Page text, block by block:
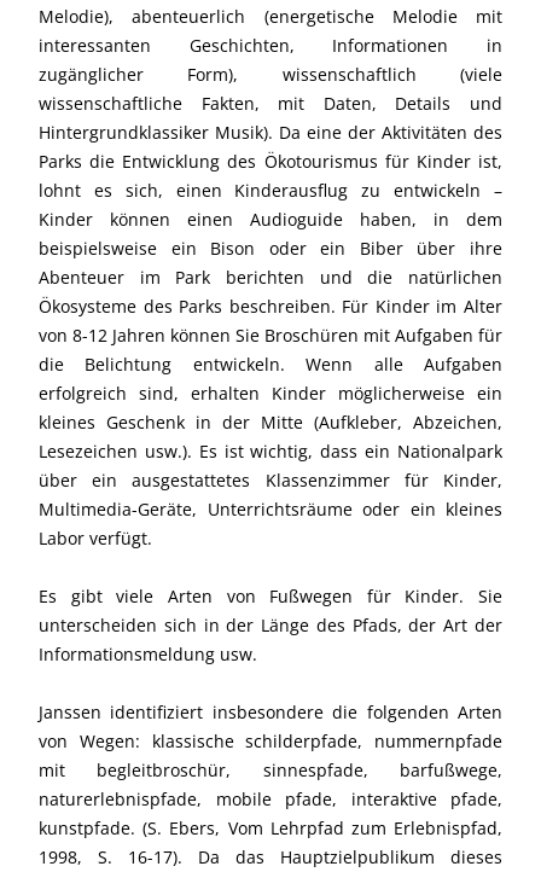
Melodie), abenteuerlich (energetische Melodie mit
interessanten Geschichten, Informationen in
zugänglicher Form), wissenschaftlich (viele
wissenschaftliche Fakten, mit Daten, Details und
Hintergrundklassiker Musik). Da eine der Aktivitäten des
Parks die Entwicklung des Ökotourismus für Kinder ist,
lohnt es sich, einen Kinderausflug zu entwickeln –
Kinder können einen Audioguide haben, in dem
beispielsweise ein Bison oder ein Biber über ihre
Abenteuer im Park berichten und die natürlichen
Ökosysteme des Parks beschreiben. Für Kinder im Alter
von 8-12 Jahren können Sie Broschüren mit Aufgaben für
die Belichtung entwickeln. Wenn alle Aufgaben
erfolgreich sind, erhalten Kinder möglicherweise ein
kleines Geschenk in der Mitte (Aufkleber, Abzeichen,
Lesezeichen usw.). Es ist wichtig, dass ein Nationalpark
über ein ausgestattetes Klassenzimmer für Kinder,
Multimedia-Geräte, Unterrichtsräume oder ein kleines
Labor verfügt.
Es gibt viele Arten von Fußwegen für Kinder. Sie
unterscheiden sich in der Länge des Pfads, der Art der
Informationsmeldung usw.
Janssen identifiziert insbesondere die folgenden Arten
von Wegen: klassische schilderpfade, nummernpfade
mit begleitbroschür, sinnespfade, barfußwege,
naturerlebnispfade, mobile pfade, interaktive pfade,
kunstpfade. (S. Ebers, Vom Lehrpfad zum Erlebnispfad,
1998, S. 16-17). Da das Hauptzielpublikum dieses